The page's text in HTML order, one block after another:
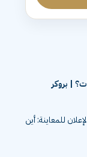
| بروكر
للمعاينة: أين